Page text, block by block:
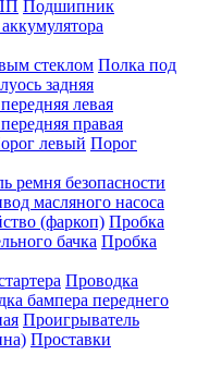
Подшипник
стеклом Полка под
задняя
левая
правая
левый Порог
ремня безопасности
масляного насоса
(фаркоп) Пробка
бачка Пробка
Проводка
бампера переднего
Проигрыватель
Проставки